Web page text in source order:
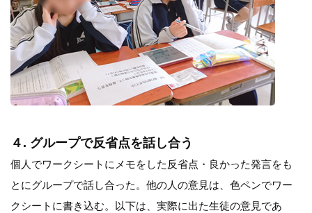
４. グループで反省点を話し合う
個人でワークシートにメモをした反省点・良かった発言をも
とにグループで話し合った。他の人の意見は、色ペンでワー
クシートに書き込む。以下は、実際に出た生徒の意見であ